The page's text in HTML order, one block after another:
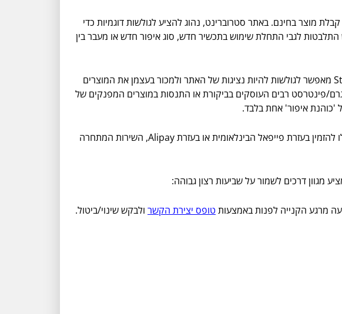
בחינם. באתר סטרוברינט, נהוג להציע לגולשות דוגמיות כדי
לגבי התחלת שימוש בתכשיר חדש, סוג איפור חדש או מעבר בין
ממש כמו באמזון, איביי ואליאקספרס, גם אתר סטרוברינט / StrawberryNet מאפשר לגולשות להיות נציגות של האתר ולמכור בעצמן את המוצרים
אינסטגרם/פינטרסט רבים העוסקים בביקורת או התנסות במוצרים המפנקים של
'כוהנת איפור' אחת בלבד.
בחנות סטרוברינט / StrawberryNet לא רק שתוכלו להזמין עם כל כרטיס אשראי, תוכלו להזמין בעזרת פייפאל הבינלאומית או בעזרת Alipay, השירות המתחרה
טופס יצירת הקשר ולבקש שינוי/ביטול.